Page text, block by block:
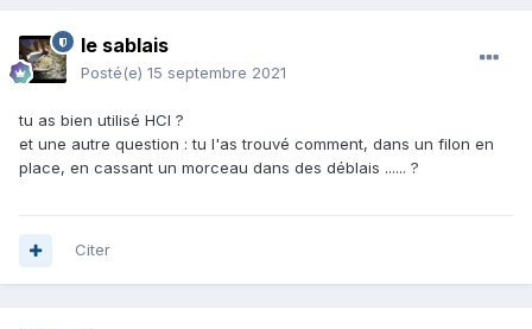
le sablais
Posté(e) 15 septembre 2021
tu as bien utilisé HCl ?
et une autre question : tu l'as trouvé comment, dans un filon en
place, en cassant un morceau dans des déblais ...... ?
Citer